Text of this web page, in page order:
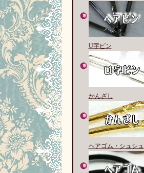
U字ピン
かんざし
ヘアゴム・シュシュ